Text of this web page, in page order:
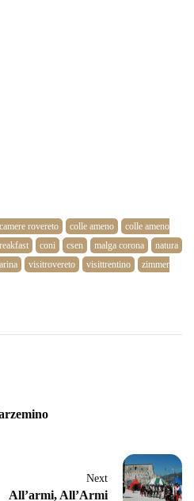
rovereto colle ameno
colle ameno
coni csen malga corona
natura
visitrovereto visittrentino
zimmer
Next
All’armi, All’Armi